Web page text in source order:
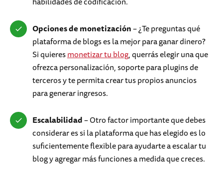
Opciones de monetización– ¿Te preguntas qué
plataforma de blogs es la mejor para ganar dinero?
Si quieresmonetizar tu blog, querrás elegir una que
ofrezca personalización, soporte para plugins de
terceros y te permita crear tus propios anuncios
para generar ingresos.
Escalabilidad– Otro factor importante que debes
considerar es si la plataforma que has elegido es lo
suficientemente flexible para ayudarte a escalar tu
blog y agregar más funciones a medida que creces.